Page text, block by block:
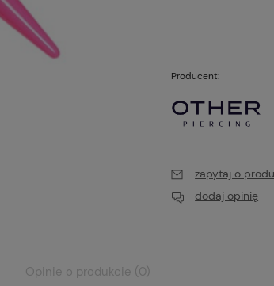
Producent:
zapytaj o
dodaj opinię
Opinie o produkcie (0)